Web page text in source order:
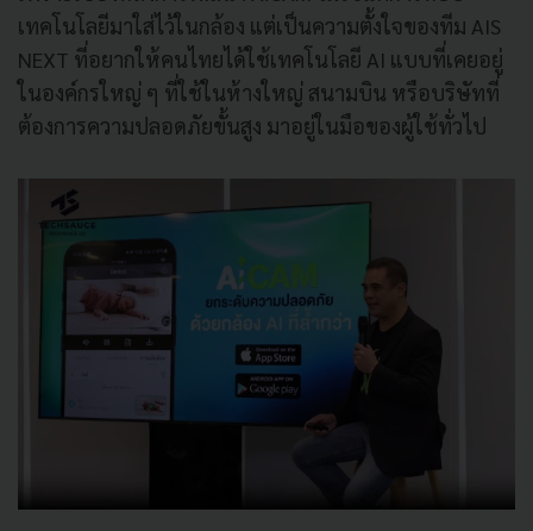
เทคโนโลยีมาใส่ไว้ในกล้อง แต่เป็นความตั้งใจของทีม AIS
NEXT ที่อยากให้คนไทยได้ใช้เทคโนโลยี AI แบบที่เคยอยู่
ในองค์กรใหญ่ ๆ ที่ใช้ในห้างใหญ่ สนามบิน หรือบริษัทที่
ต้องการความปลอดภัยขั้นสูง มาอยู่ในมือของผู้ใช้ทั่วไป